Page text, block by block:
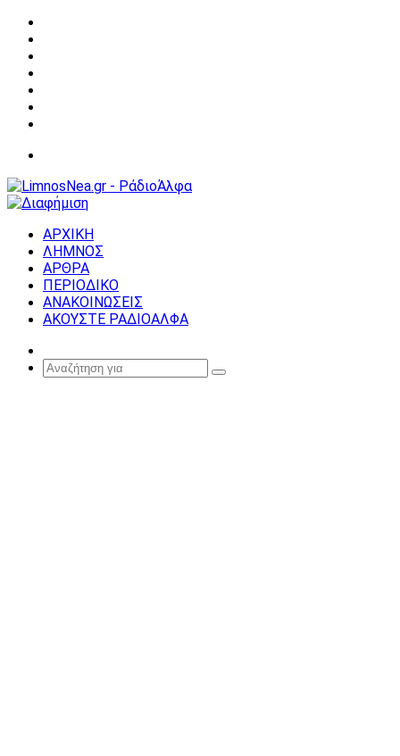
ΑΡΧΙΚΗ
ΛΗΜΝΟΣ
ΑΡΘΡΑ
ΠΕΡΙΟΔΙΚΟ
ΑΝΑΚΟΙΝΩΣΕΙΣ
ΑΚΟΥΣΤΕ ΡΑΔΙΟΑΛΦΑ
Article
Αναζήτηση